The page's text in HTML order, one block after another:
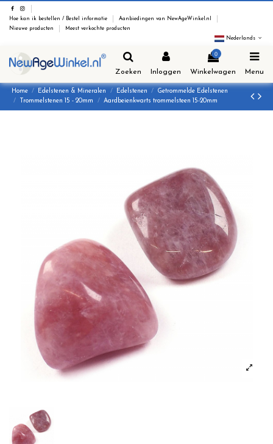
Hoe kan ik bestellen / Bestel informatie
Aanbiedingen van NewAgeWinkel.nl
Nieuwe producten
Meest verkochte producten
Nederlands
Zoeken Inloggen
0
Winkelwagen Menu
Home Edelstenen & Mineralen Edelstenen
Getrommelde Edelstenen
Trommelstenen 15 - 20mm
Aardbeienkwarts trommelsteen 15-20mm